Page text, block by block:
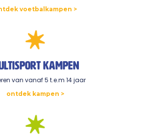
voetbalkampen >
kampen
van vanaf 5 t.e.m 14 jaar
ontdek kampen >